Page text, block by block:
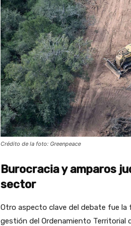
Crédito de la foto: Greenpeace
Burocracia y amparos
sector
Otro aspecto clave del debate fue
gestión del Ordenamiento Territorial